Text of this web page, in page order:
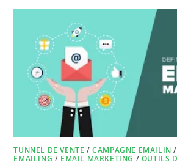
TUNNEL DE VENTE /CAMPAGNE EMAILIN /
EMAILING / EMAIL MARKETING / OUTILS